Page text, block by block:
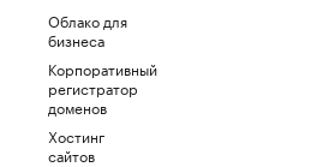
Облако для
бизнеса
Корпоративный
регистратор
доменов
Хостинг
сайтов